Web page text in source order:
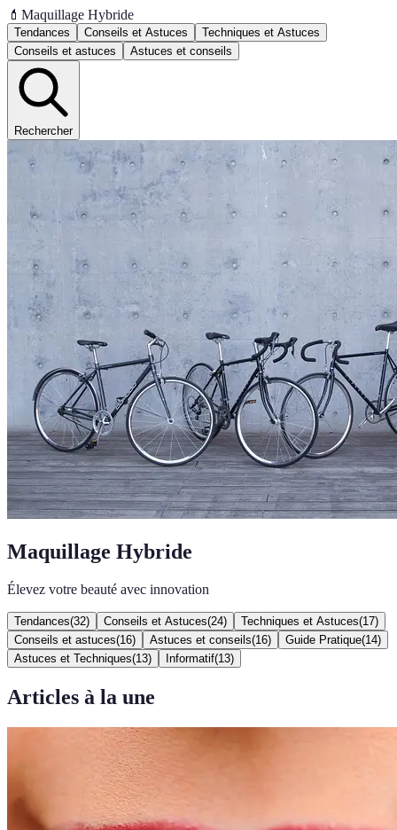
💄 Maquillage Hybride
Tendances Conseils et Astuces
Techniques et Astuces
Conseils et astuces
Astuces et conseils
Rechercher
Maquillage Hybride
Élevez votre beauté avec innovation
Tendances(32) Conseils et Astuces(24) Techniques et Astuces(17)
Conseils et astuces(16) Astuces et conseils(16) Guide Pratique(14)
Astuces et Techniques(13) Informatif(13)
Articles à la une